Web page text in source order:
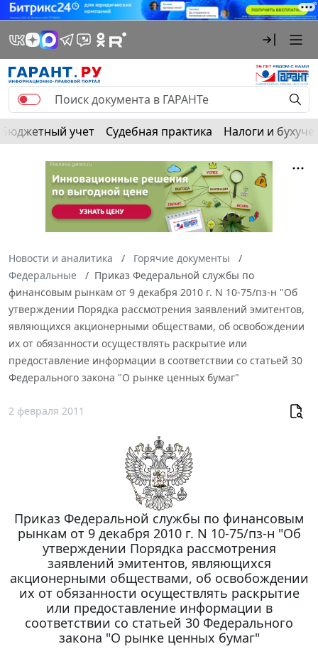
Бюджетный учет Судебная практика Налоги и
Новости и аналитика
Горячие документы
Федеральные
Приказ Федеральной службы по
финансовым рынкам от 9 декабря 2010 г. N 10-75/пз-н "Об
утверждении Порядка рассмотрения заявлений эмитентов,
являющихся акционерными обществами, об освобождении
их от обязанности осуществлять раскрытие или
предоставление информации в соответствии со статьей 30
Федерального закона "О рынке ценных бумаг"
2 февраля 2011
Приказ Федеральной службы по финансовым
рынкам от 9 декабря 2010 г. N 10-75/пз-н "Об
утверждении Порядка рассмотрения
заявлений эмитентов, являющихся
акционерными обществами, об освобождении
их от обязанности осуществлять раскрытие
или предоставление информации в
соответствии со статьей 30 Федерального
закона "О рынке ценных бумаг"